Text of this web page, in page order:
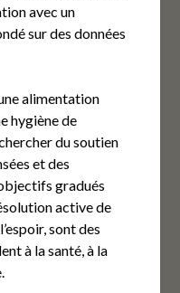
avec un
sur des données
alimentation
hygiène de
du soutien
et des
gradués
active de
sont des
à la santé, à la